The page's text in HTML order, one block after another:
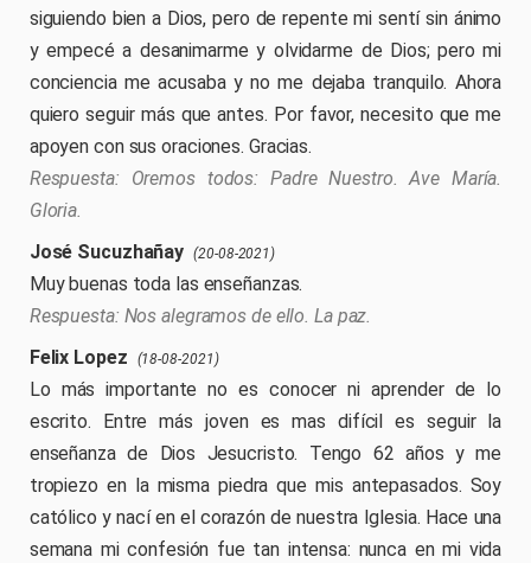
siguiendo bien a Dios, pero de repente mi sentí sin ánimo
y empecé a desanimarme y olvidarme de Dios; pero mi
conciencia me acusaba y no me dejaba tranquilo. Ahora
quiero seguir más que antes. Por favor, necesito que me
apoyen con sus oraciones. Gracias.
Oremos todos: Padre Nuestro. Ave María.
Gloria.
José Sucuzhañay (20-08-2021)
Muy buenas toda las enseñanzas.
Nos alegramos de ello. La paz.
Felix Lopez
(18-08-2021)
Lo más importante no es conocer ni aprender de lo
escrito. Entre más joven es mas difícil es seguir la
enseñanza de Dios Jesucristo. Tengo 62 años y me
tropiezo en la misma piedra que mis antepasados. Soy
católico y nací en el corazón de nuestra Iglesia. Hace una
semana mi confesión fue tan intensa: nunca en mi vida